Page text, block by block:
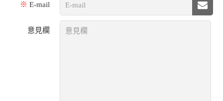
※ E-mail
意見欄